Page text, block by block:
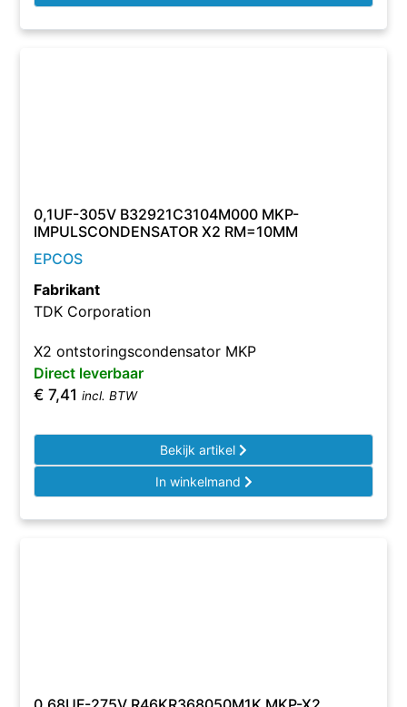
0,1UF-305V B32921C3104M000 MKP-
IMPULSCONDENSATOR X2 RM=10MM
EPCOS
Fabrikant
TDK Corporation
X2 ontstoringscondensator MKP
Direct leverbaar
€ 7,41 incl. BTW
Bekijk artikel
In winkelmand